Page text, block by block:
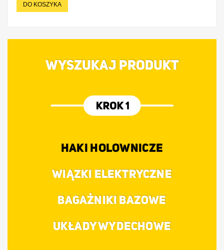
DO KOSZYKA
WYSZUKAJ PRODUKT
HAKI HOLOWNICZE
WIĄZKI ELEKTRYCZNE
BAGAŻNIKI BAZOWE
UKŁADY WYDECHOWE